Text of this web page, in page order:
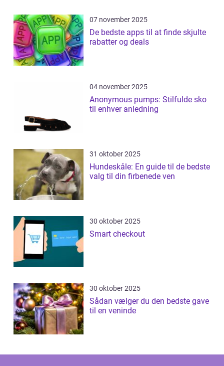
07 november 2025
De bedste apps til at finde skjulte
rabatter og deals
04 november 2025
Anonymous pumps: Stilfulde sko
til enhver anledning
31 oktober 2025
Hundeskåle: En guide til de bedste
valg til din firbenede ven
30 oktober 2025
Smart checkout
30 oktober 2025
Sådan vælger du den bedste gave
til en veninde